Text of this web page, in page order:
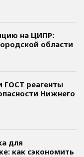
на ЦИПР:
области
реагенты
Нижнего
для
как сэкономить